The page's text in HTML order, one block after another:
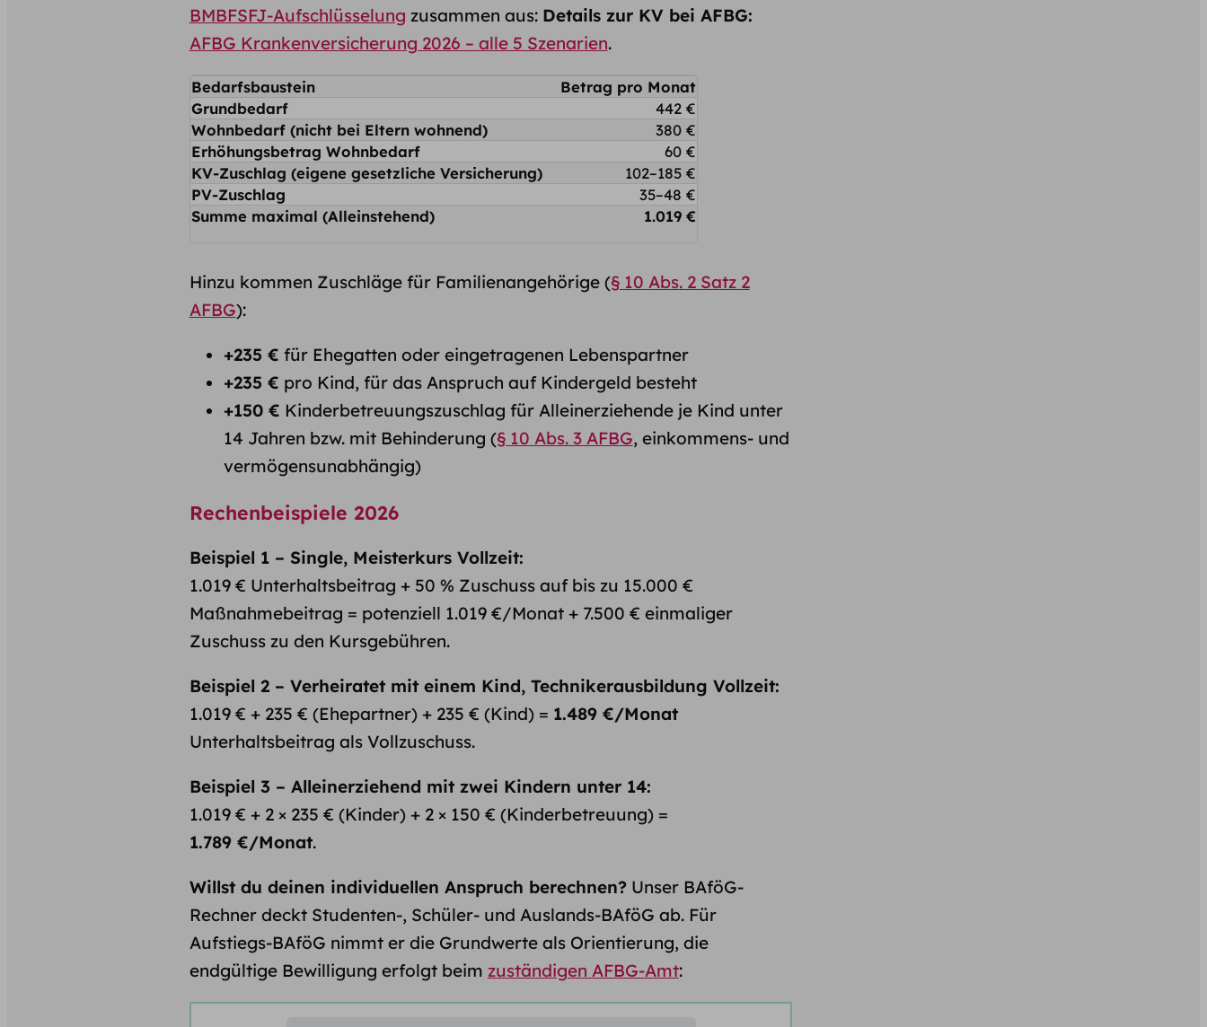
BMBFSFJ-Aufschlüsselung zusammen aus: Details zur KV bei AFBG:
AFBG Krankenversicherung 2026 – alle 5 Szenarien.
Bedarfsbaustein
Betrag pro Monat
Grundbedarf
442 €
Wohnbedarf (nicht bei Eltern wohnend)
380 €
Erhöhungsbetrag Wohnbedarf
60 €
KV-Zuschlag (eigene gesetzliche Versicherung)
102–185 €
PV-Zuschlag
35–48 €
Summe maximal (Alleinstehend)
1.019 €
Hinzu kommen Zuschläge für Familienangehörige (§ 10 Abs. 2 Satz 2
AFBG):
+235 € für Ehegatten oder eingetragenen Lebenspartner
+235 € pro Kind, für das Anspruch auf Kindergeld besteht
+150 € Kinderbetreuungszuschlag für Alleinerziehende je Kind unter
14 Jahren bzw. mit Behinderung (§ 10 Abs. 3 AFBG, einkommens- und
vermögensunabhängig)
Rechenbeispiele 2026
Beispiel 1 – Single, Meisterkurs Vollzeit:
1.019 € Unterhaltsbeitrag + 50 % Zuschuss auf bis zu 15.000 €
Maßnahmebeitrag = potenziell 1.019 €/Monat + 7.500 € einmaliger
Zuschuss zu den Kursgebühren.
Beispiel 2 – Verheiratet mit einem Kind, Technikerausbildung Vollzeit:
1.019 € + 235 € (Ehepartner) + 235 € (Kind) = 1.489 €/Monat
Unterhaltsbeitrag als Vollzuschuss.
Beispiel 3 – Alleinerziehend mit zwei Kindern unter 14:
1.019 € + 2 × 235 € (Kinder) + 2 × 150 € (Kinderbetreuung) =
1.789 €/Monat.
Willst du deinen individuellen Anspruch berechnen?Unser BAföG-
Rechner deckt Studenten-, Schüler- und Auslands-BAföG ab. Für
Aufstiegs-BAföG nimmt er die Grundwerte als Orientierung, die
endgültige Bewilligung erfolgt beim zuständigen AFBG-Amt: